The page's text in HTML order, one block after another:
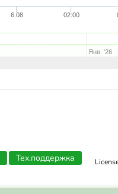
6.08 02:00
Янв. '26
Тех.поддержка